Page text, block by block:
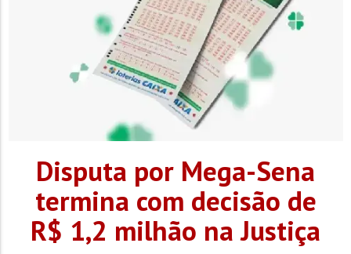
Disputa por Mega-Sena
termina com decisão de
R$ 1,2 milhão na Justiça